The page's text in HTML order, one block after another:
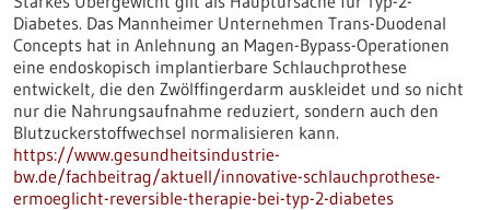
Diabetes. Das Mannheimer Unternehmen Trans-Duodenal
Concepts hat in Anlehnung an Magen-Bypass-Operationen
eine endoskopisch implantierbare Schlauchprothese
entwickelt, die den Zwölffingerdarm auskleidet und so nicht
nur die Nahrungsaufnahme reduziert, sondern auch den
Blutzuckerstoffwechsel normalisieren kann.
https://www.gesundheitsindustrie-
bw.de/fachbeitrag/aktuell/innovative-schlauchprothese-
ermoeglicht-reversible-therapie-bei-typ-2-diabetes